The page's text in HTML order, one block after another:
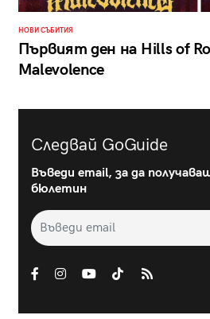
НОВИ СЪБИТИЯ
Първият ден на Hills of
Malevolence
Следвай GoGuide
Въведи email, за да
бюлетин